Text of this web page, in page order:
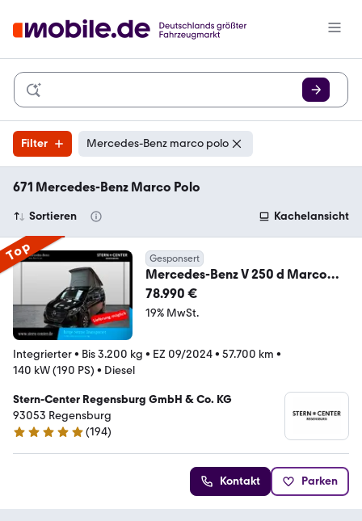
Filter Mercedes-Benz marco polo
671 Mercedes-Benz Marco Polo
Sortieren Kachelansicht
Top Gesponsert
Mercedes-Benz V 250 d Marco
Polo Allrad neues Modell Easy-Up
78.990 €
19% MwSt.
Integrierter• Bis 3.200 kg • EZ 09/2024• 57.700 km •
140 kW (190 PS) • Diesel
Stern-Center Regensburg GmbH & Co. KG
93053 Regensburg
5 Sterne
(194)
Kontakt Parken